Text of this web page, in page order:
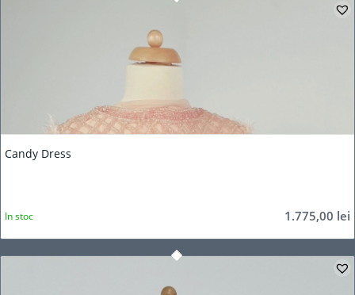
Candy Dress
1.775,00 lei
In stoc